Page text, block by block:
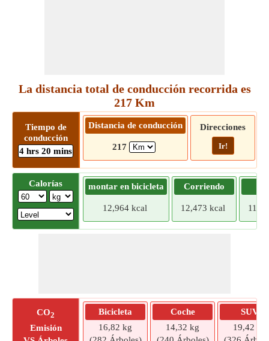
La distancia total de conducción recorrida es
217 Km
Tiempo de
conducción
4 hrs 20 mins
Distancia de conducción
217
Direcciones
Ir!
Calorías montar en bicicleta
12,964 kcal
Corriendo
12,473 kcal
CO2
Emisión
Bicicleta
16,82 kg
Coche
14,32 kg
SUV
19,42 kg